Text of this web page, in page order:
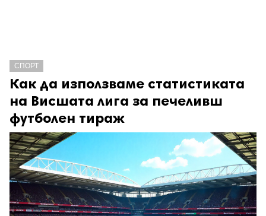
СПОРТ
Как да използваме статистиката
на Висшата лига за печеливш
футболен тираж